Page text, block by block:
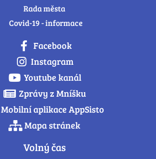
Rada města
Covid-19 - informace
Facebook
Instagram
Youtube kanál
Zprávy z Mníšku
Mobilní aplikace AppSisto
Mapa stránek
Volný čas